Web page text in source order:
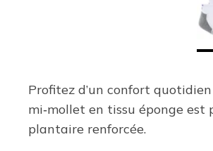
Profitez d’un confort
mi‑mollet en tissu éponge
plantaire renforcée.